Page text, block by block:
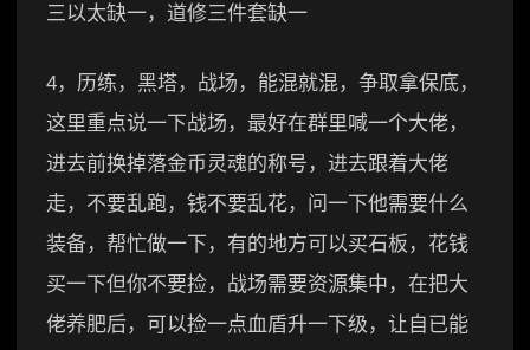
三以太缺一，道修三件套缺一
4，历练，黑塔，战场，能混就混，争取拿保底，
这里重点说一下战场，最好在群里喊一个大佬，
进去前换掉落金币灵魂的称号，进去跟着大佬
走，不要乱跑，钱不要乱花，问一下他需要什么
装备，帮忙做一下，有的地方可以买石板，花钱
买一下但你不要捡，战场需要资源集中，在把大
佬养肥后，可以捡一点血盾升一下级，让自已能